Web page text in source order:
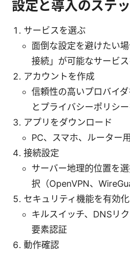
設定と導入のステ
サービスを選ぶ
面倒な設定を避けたい
接続」が可能なサービ
アカウントを作成
信頼性の高いプロバイ
とプライバシーポリシ
アプリをダウンロード
PC、スマホ、ルーター
接続設定
サーバー地理的位置を
択（OpenVPN、
セキュリティ機能を有効化
キルスイッチ、DNSリ
要素認証
動作確認